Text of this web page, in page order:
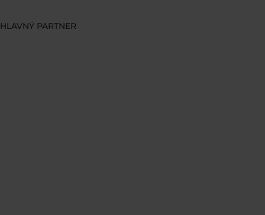
HLAVNÝ PARTNER